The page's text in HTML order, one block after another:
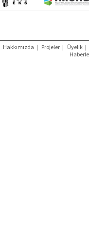
Hakkımızda | Projeler | Üyelik |